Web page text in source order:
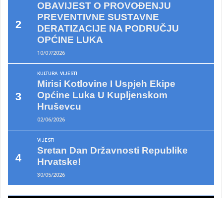
OBAVIJEST O PROVOĐENJU
PREVENTIVNE SUSTAVNE
DERATIZACIJE NA PODRUČJU
OPĆINE LUKA
10/07/2026
KULTURA VIJESTI
Mirisi Kotlovine I Uspjeh Ekipe
Općine Luka U Kupljenskom
Hruševcu
02/06/2026
VIJESTI
Sretan Dan Državnosti Republike
Hrvatske!
30/05/2026